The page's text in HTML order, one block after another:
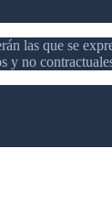
las que se
y no